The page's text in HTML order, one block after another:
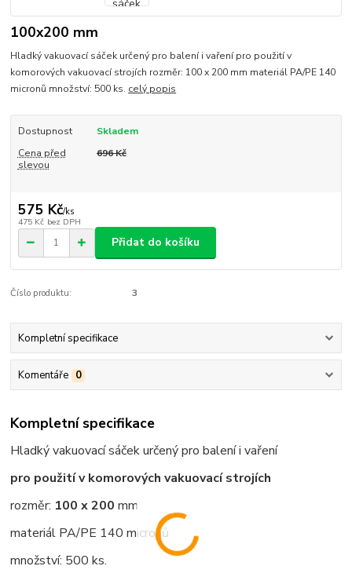
100x200 mm
Hladký vakuovací sáček určený pro balení i vaření pro použití v
komorových vakuovací strojích rozměr: 100 x 200 mm materiál PA/PE 140
micronů množství: 500 ks. celý popis
Dostupnost
Skladem
Cena před
slevou
696 Kč
575 Kč/ks
475 Kč bez DPH
Přidat do košíku
Číslo produktu: 3
Kompletní specifikace
Komentáře 0
Kompletní specifikace
Hladký vakuovací sáček určený pro balení i vaření
pro použití v komorových vakuovací strojích
rozměr: 100 x 200 mm
materiál PA/PE 140 micronů
množství: 500 ks.